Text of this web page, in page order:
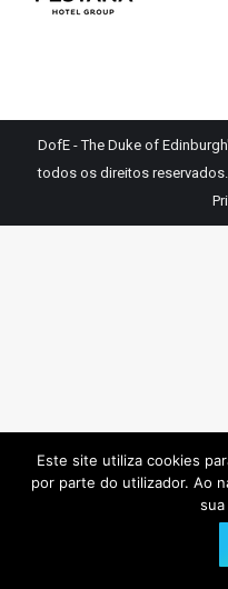
DofE - The Duke of
todos os direitos reservados.
Este site utiliza cookies
por parte do utilizador. Ao
sua